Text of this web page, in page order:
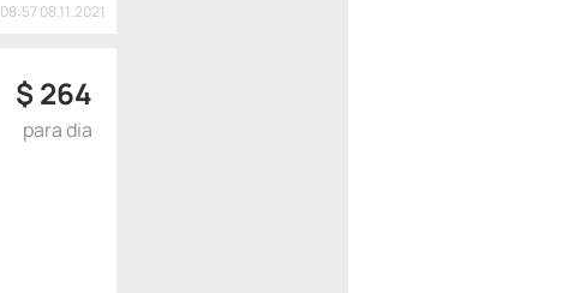
08:57 08.11.2021
$ 264
para dia